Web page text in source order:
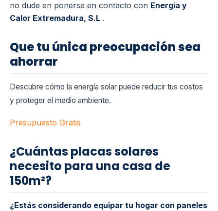
no dude en ponerse en contacto con Energía y
Calor Extremadura, S.L .
Que tu única preocupación sea
ahorrar
Descubre cómo la energía solar puede reducir tus costos
y proteger el medio ambiente.
Presupuesto Gratis
¿Cuántas placas solares
necesito para una casa de
150m²?
¿Estás considerando equipar tu hogar con paneles